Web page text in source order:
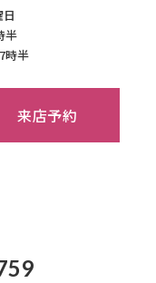
半
時半
来店予約